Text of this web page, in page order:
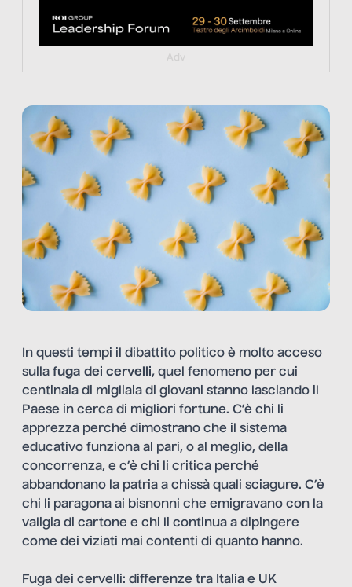
Adv
In questi tempi il dibattito politico è molto acceso
sulla fuga dei cervelli, quel fenomeno per cui
centinaia di migliaia di giovani stanno lasciando il
Paese in cerca di migliori fortune. C’è chi li
apprezza perché dimostrano che il sistema
educativo funziona al pari, o al meglio, della
concorrenza, e c’è chi li critica perché
abbandonano la patria a chissà quali sciagure. C’è
chi li paragona ai bisnonni che emigravano con la
valigia di cartone e chi li continua a dipingere
come dei viziati mai contenti di quanto hanno.
Fuga dei cervelli: differenze tra Italia e UK